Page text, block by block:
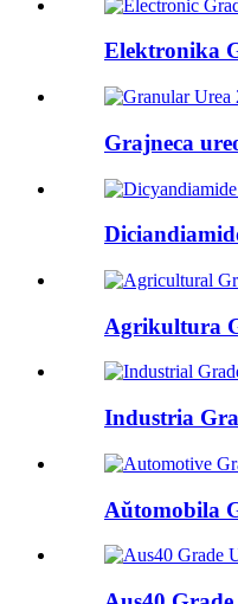
Elektronika
Grajneca
Agrikultura
Industria
Aŭtomobila